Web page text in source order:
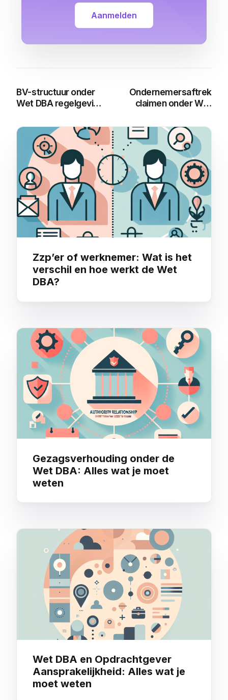
Aanmelden
BV-structuur onder
Wet DBA regelgeving:
Ondernemersaftrek
claimen onder Wet
moet weten
You may also like
Zzp’er of werknemer: Wat is het
verschil en hoe werkt de Wet
DBA?
Gezagsverhouding onder de
Wet DBA: Alles wat je moet
weten
Wet DBA en Opdrachtgever
Aansprakelijkheid: Alles wat je
moet weten